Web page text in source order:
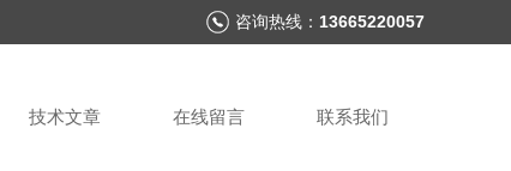
咨询热线： 13665220057
技术文章 在线留言 联系我们